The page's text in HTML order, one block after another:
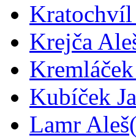
Kratochvíl
Krejča
Kubíček
Lamr Aleš